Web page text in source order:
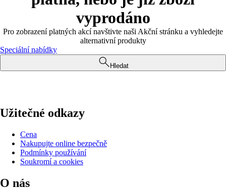
vyprodáno
Pro zobrazení platných akcí navštivte naši Akční stránku a vyhledejte
alternativní produkty
Speciální nabídky
Hledat
Užitečné odkazy
Cena
Nakupujte online bezpečně
Podmínky používání
Soukromí a cookies
O nás